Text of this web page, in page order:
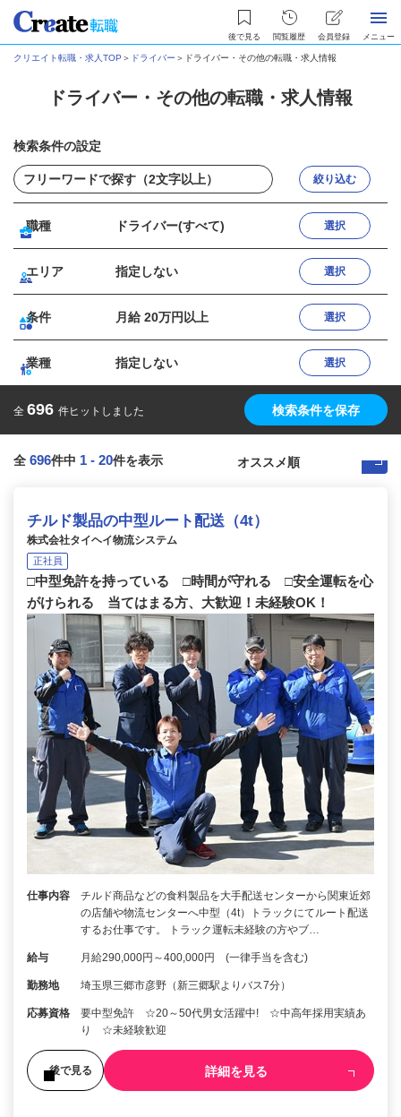
後で見る 閲覧履歴 会員登録 メニュー
クリエイト転職・求人TOP ＞ ドライバー ＞ ドライバー・その他の転職・求人情報
ドライバー・その他の転職・求人情報
検索条件の設定
絞り込む
職種 ドライバー(すべて) 選択
エリア 指定しない 選択
条件 月給 20万円以上 選択
業種 指定しない 選択
全 696 件ヒットしました 検索条件を保存
全 696件中 1 - 20件を表示
チルド製品の中型ルート配送（4t）
株式会社タイヘイ物流システム
正社員
□中型免許を持っている □時間が守れる □安全運転を心
がけられる 当てはまる方、大歓迎！未経験OK！
仕事内容
チルド商品などの食料製品を大手配送センターから関東近郊
の店舗や物流センターへ中型（4t）トラックにてルート配送
するお仕事です。 トラック運転未経験の方やブ…
給与 月給290,000円～400,000円 (一律手当を含む)
勤務地 埼玉県三郷市彦野（新三郷駅よりバス7分）
応募資格
要中型免許 ☆20～50代男女活躍中! ☆中高年採用実績あ
り ☆未経験歓迎
後で見る 詳細を見る